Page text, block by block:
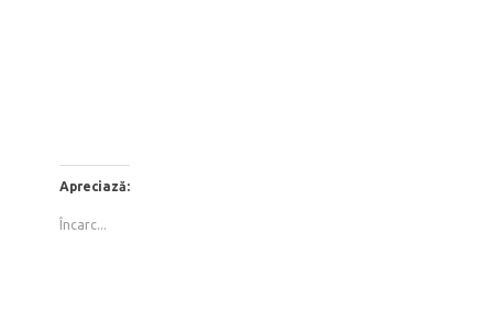
Apreciază:
Încarc...